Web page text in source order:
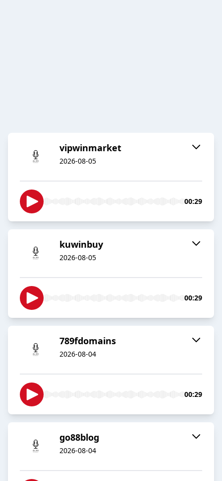
vipwinmarket
2026-08-05
00:29
kuwinbuy
2026-08-05
00:29
789fdomains
2026-08-04
00:29
go88blog
2026-08-04